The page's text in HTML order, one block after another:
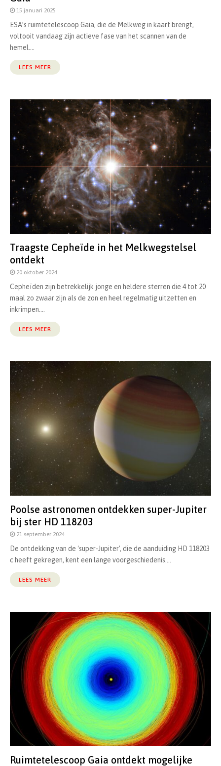
15 januari 2025
ESA’s ruimtetelescoop Gaia, die de Melkweg in kaart brengt,
voltooit vandaag zijn actieve fase van het scannen van de
hemel....
LEES MEER
Traagste Cepheïde in het Melkwegstelsel
ontdekt
20 oktober 2024
Cepheïden zijn betrekkelijk jonge en heldere sterren die 4 tot 20
maal zo zwaar zijn als de zon en heel regelmatig uitzetten en
inkrimpen....
LEES MEER
Poolse astronomen ontdekken super-Jupiter
bij ster HD 118203
21 september 2024
De ontdekking van de ‘super-Jupiter’, die de aanduiding HD 118203
c heeft gekregen, kent een lange voorgeschiedenis....
LEES MEER
Ruimtetelescoop Gaia ontdekt mogelijke